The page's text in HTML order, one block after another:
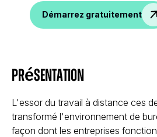
Démarrez gratuitement
Présentation
L'essor du travail à distance ces
transformé l'environnement de
façon dont les entreprises